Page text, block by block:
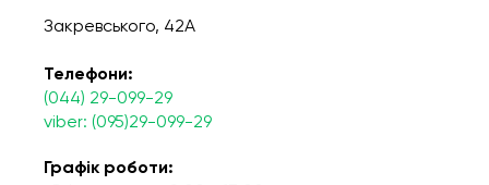
Закревського, 42А
Телефони:
(044) 29-099-29
viber: (095)29-099-29
Графік роботи: